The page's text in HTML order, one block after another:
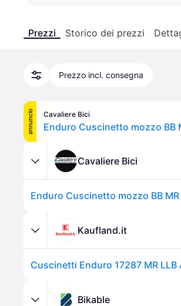
Prezzi Storico dei prezzi
Prezzo incl. consegna
annuncio Cavaliere Bici
Cavaliere Bici
Kaufland.it
Cuscinetti Enduro 17287 MR
Bikable